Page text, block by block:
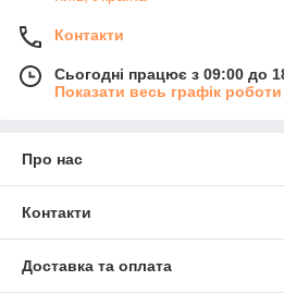
Контакти
Сьогодні працює з 09:00 до
Показати весь графік роботи
Про нас
Контакти
Доставка та оплата